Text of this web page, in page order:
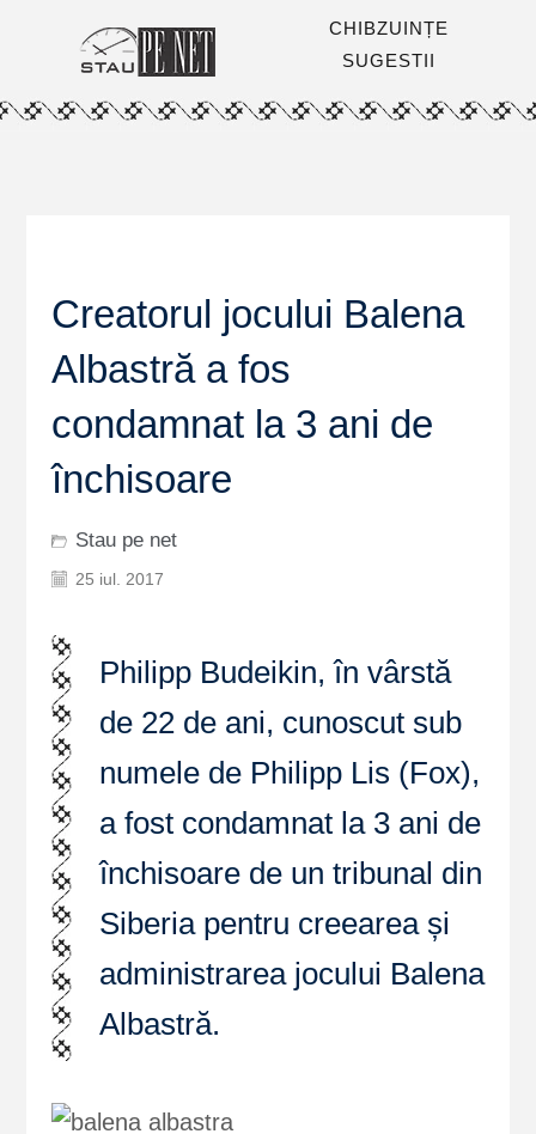
CHIBZUINȚE
SUGESTII
Creatorul jocului Balena
Albastră a fos
condamnat la 3 ani de
închisoare
Stau pe net
25 iul. 2017
Philipp Budeikin, în vârstă
de 22 de ani, cunoscut sub
numele de Philipp Lis (Fox),
a fost condamnat la 3 ani de
închisoare de un tribunal din
Siberia pentru creearea și
administrarea jocului Balena
Albastră.